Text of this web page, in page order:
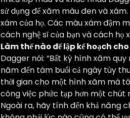
sử dụng để xăm màu đen và
xám của họ. Các màu xám đậm
cách nghệ sĩ của bạn và cách họ
Làm thế nào để lập kế hoạch
Dagger nói: “Bất kỳ hình xăm
năm đến tám buổi cả ngày tùy
thời gian cho một hình xăm mà
công việc phức tạp hơn một chút
Ngoài ra, hãy tính đến khả năng